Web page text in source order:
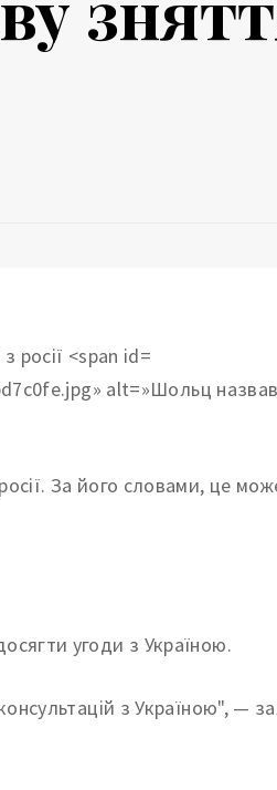
alt=»Шольц
За його словами, це
угоди з Україною.
з Україною", —